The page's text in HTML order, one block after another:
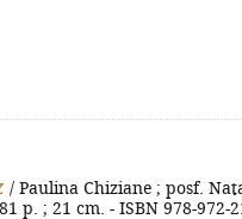
/ Paulina Chiziane ; posf.
p. ; 21 cm. - ISBN 978-972-